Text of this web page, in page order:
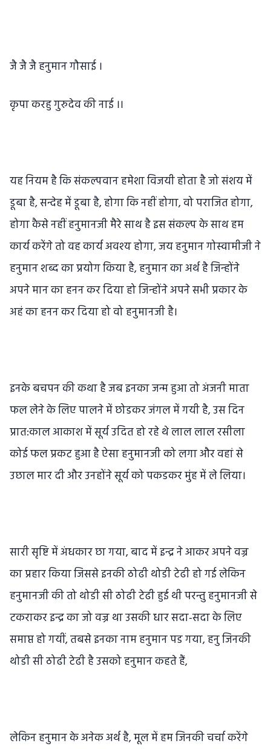
जै जै जै हनुमान गौसाई ।
कृपा करहु गुरुदेव की नाई ।।
यह नियम है कि संकल्पवान हमेशा विजयी होता है जो संशय में
डूबा है, सन्देह में डूबा है, होगा कि नहीं होगा, वो पराजित होगा,
होगा कैसे नहीं हनुमानजी मैरे साथ है इस संकल्प के साथ हम
कार्य करेंगे तो वह कार्य अवश्य होगा, जय हनुमान गोस्वामीजी ने
हनुमान शब्द का प्रयोग किया है, हनुमान का अर्थ है जिन्होंने
अपने मान का हनन कर दिया हो जिन्होंने अपने सभी प्रकार के
अहं का हनन कर दिया हो वो हनुमानजी है।
इनके बचपन की कथा है जब इनका जन्म हुआ तो अंजनी माता
फल लेने के लिए पालने में छोडकर जंगल में गयी है, उस दिन
प्रात:काल आकाश में सूर्य उदित हो रहे थे लाल लाल रसीला
कोई फल प्रकट हुआ है ऐसा हनुमानजी को लगा और वहां से
उछाल मार दी और उनहोंने सूर्य को पकडकर मुंह में ले लिया।
सारी सृष्टि में अंधकार छा गया, बाद में इन्द्र ने आकर अपने वज्र
का प्रहार किया जिससे इनकी ठोढी थोडी टेढी हो गई लेकिन
हनुमानजी की तो थोडी सी ठोढी टेढी हुई थी परन्तु हनुमानजी से
टकराकर इन्द्र का जो वज्र था उसकी धार सदा-सदा के लिए
समाप्त हो गयीं, तबसे इनका नाम हनुमान पड गया, हनु जिनकी
थोडी सी ठोढी टेढी है उसको हनुमान कहते हैं,
लेकिन हनुमान के अनेक अर्थ है, मूल में हम जिनकी चर्चा करेंगे